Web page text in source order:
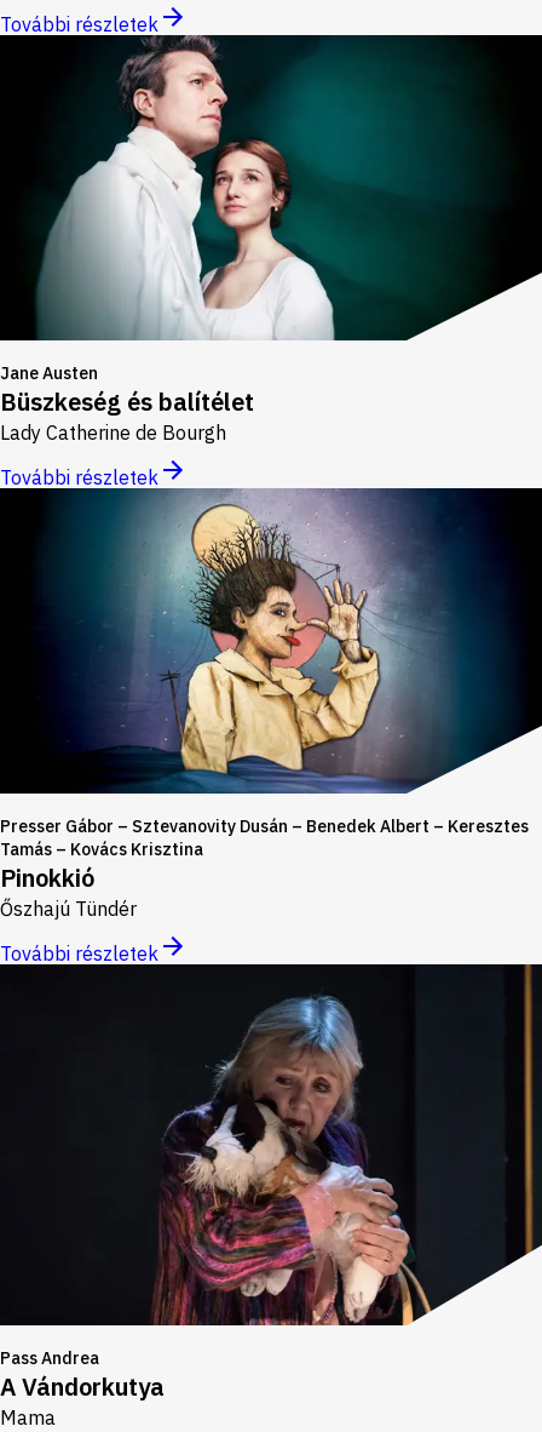
További részletek
Jane Austen
Büszkeség és balítélet
Lady Catherine de Bourgh
További részletek
Presser Gábor – Sztevanovity Dusán – Benedek Albert – Keresztes
Tamás – Kovács Krisztina
Pinokkió
Őszhajú Tündér
További részletek
Pass Andrea
A Vándorkutya
Mama